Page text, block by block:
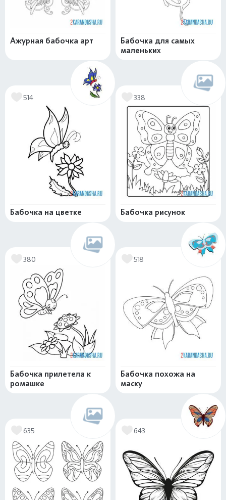
Ажурная бабочка арт
Бабочка для самых
маленьких
514
Бабочка на цветке
338
Бабочка рисунок
380
Бабочка прилетела к
ромашке
518
Бабочка похожа на
маску
635 643